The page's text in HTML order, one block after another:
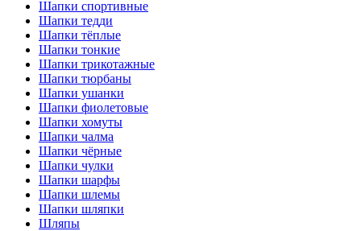
Шапки спортивные
Шапки тедди
Шапки тёплые
Шапки тонкие
Шапки трикотажные
Шапки тюрбаны
Шапки ушанки
Шапки фиолетовые
Шапки хомуты
Шапки чалма
Шапки чёрные
Шапки чулки
Шапки шарфы
Шапки шлемы
Шапки шляпки
Шляпы